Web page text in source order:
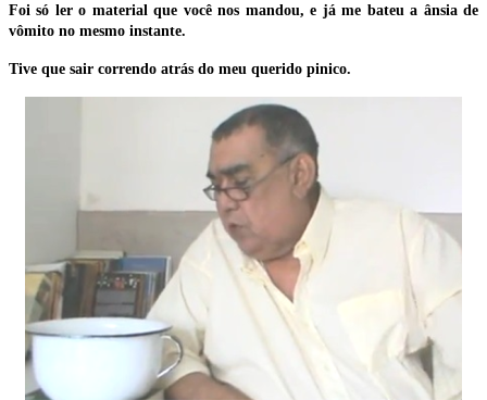
Foi só ler o material que você nos mandou, e já me bateu a ânsia de
vômito no mesmo instante.
Tive que sair correndo atrás do meu querido pinico.